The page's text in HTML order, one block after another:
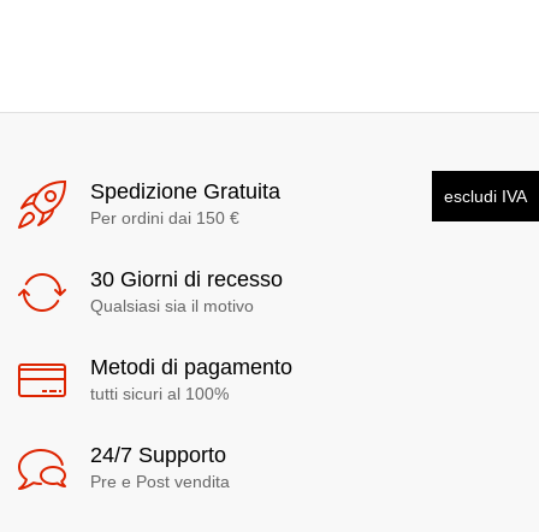
Spedizione Gratuita
Per ordini dai 150 €
30 Giorni di recesso
Qualsiasi sia il motivo
Metodi di pagamento
tutti sicuri al 100%
24/7 Supporto
Pre e Post vendita
escludi IVA